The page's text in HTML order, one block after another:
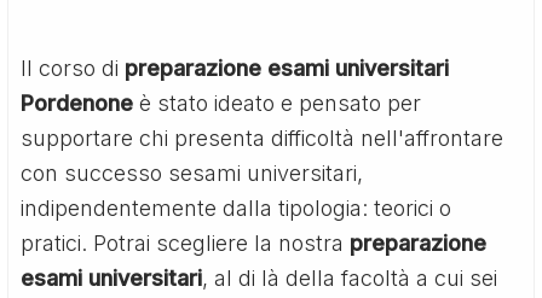
Il corso di preparazione esami universitari
Pordenone è stato ideato e pensato per
supportare chi presenta difficoltà nell'affrontare
con successo sesami universitari,
indipendentemente dalla tipologia: teorici o
pratici. Potrai scegliere la nostra preparazione
esami universitari, al di là della facoltà a cui sei